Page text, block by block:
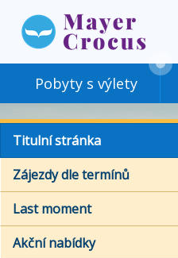
Pobyty s výlety
Titulní stránka
Zájezdy dle termínů
Last moment
Akční nabídky